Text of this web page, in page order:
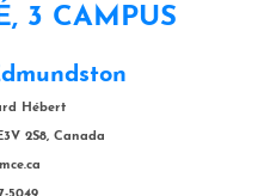
3 CAMPUS
Hébert
2S8, Canada